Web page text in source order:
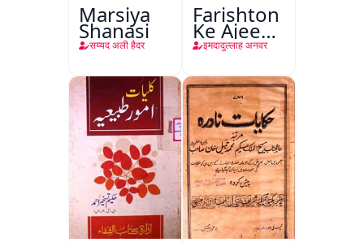
Marsiya
Shanasi
सय्यद अली हैदर
Farishton
Ke Ajeeb
Halat
इमदादुल्लाह अनवर